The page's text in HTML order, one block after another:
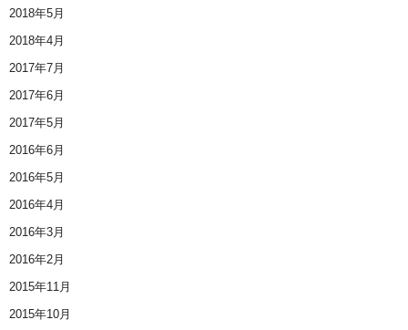
2018年5月
2018年4月
2017年7月
2017年6月
2017年5月
2016年6月
2016年5月
2016年4月
2016年3月
2016年2月
2015年11月
2015年10月